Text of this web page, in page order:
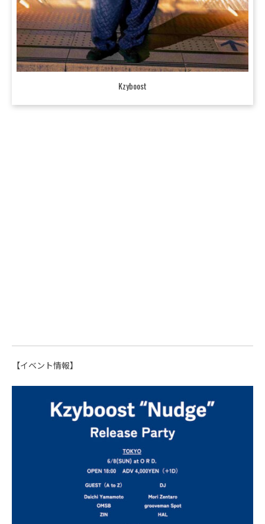
Kzyboost
【イベント情報】